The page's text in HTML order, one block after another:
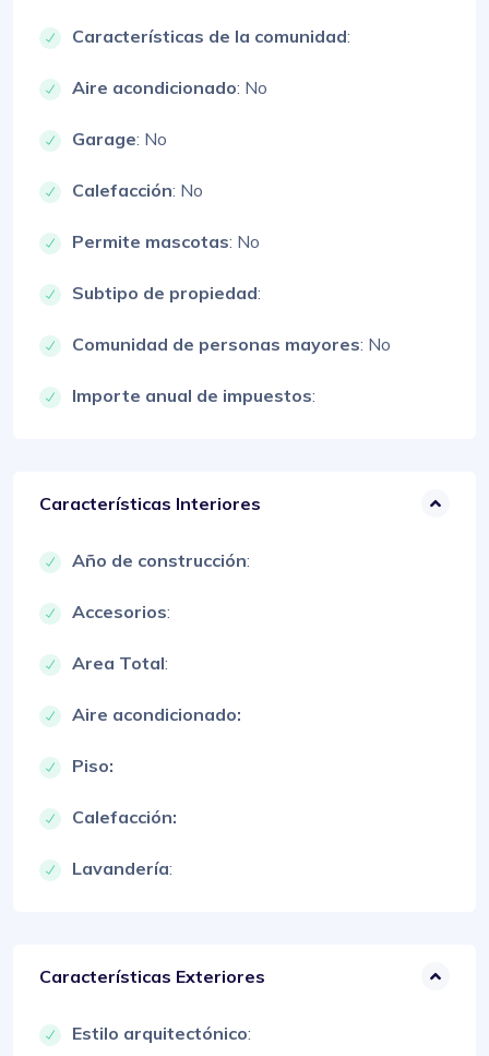
Características de la comunidad:
Aire acondicionado: No
Garage: No
Calefacción: No
Permite mascotas: No
Subtipo de propiedad:
Comunidad de personas mayores: No
Importe anual de impuestos:
Características Interiores
Año de construcción:
Accesorios:
Area Total:
Aire acondicionado:
Piso:
Calefacción:
Lavandería:
Características Exteriores
Estilo arquitectónico: